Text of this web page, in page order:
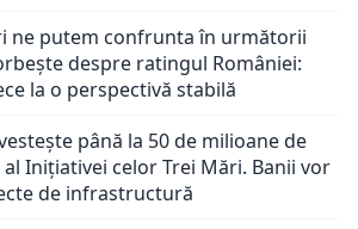
ne putem confrunta în următorii
despre ratingul României:
la o perspectivă stabilă
până la 50 de milioane de
Inițiativei celor Trei Mări. Banii vor
de infrastructură